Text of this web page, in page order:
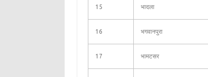
15 भादला
16 भगवानपुरा
17 भामटसर